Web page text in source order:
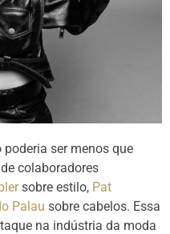
ser menos que
colaboradores
sobre estilo, Pat
Palau sobre cabelos. Essa
na indústria da moda